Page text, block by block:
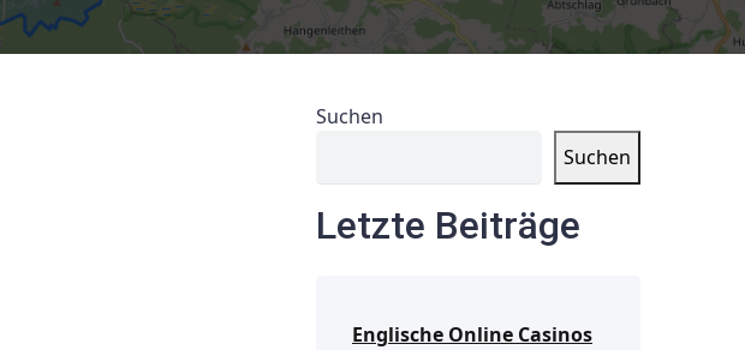
Suchen
Suchen
Letzte Beiträge
Englische Online Casinos